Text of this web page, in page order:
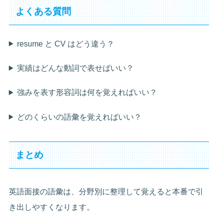
よくある質問
resume と CV はどう違う？
実績はどんな動詞で表せばいい？
強みを表す形容詞は何を覚えればいい？
どのくらいの語彙を覚えればいい？
まとめ
英語面接の語彙は、分野別に整理して覚えると本番で引
き出しやすくなります。